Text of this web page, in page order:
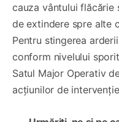
cauza vântului flăcărie
de extindere spre alte
Pentru stingerea
conform nivelului
Satul Major Operativ
acțiunilor de